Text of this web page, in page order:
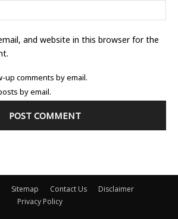
and website in this browser for the
up comments by email.
by email.
Sitemap Contact Us
Disclaimer
Privacy Policy